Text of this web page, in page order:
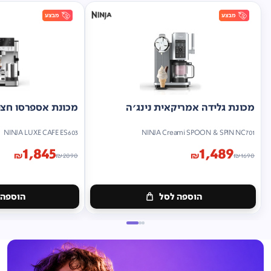
מכונת גלידה אמריקאית נינג'ה
NINJA Creami SPOON & SPIN NC701
₪1690
₪1,489
הוספה לסל
מכונת אספרסו
NINJA LUXE CAFE ES603
₪2090
₪1,845